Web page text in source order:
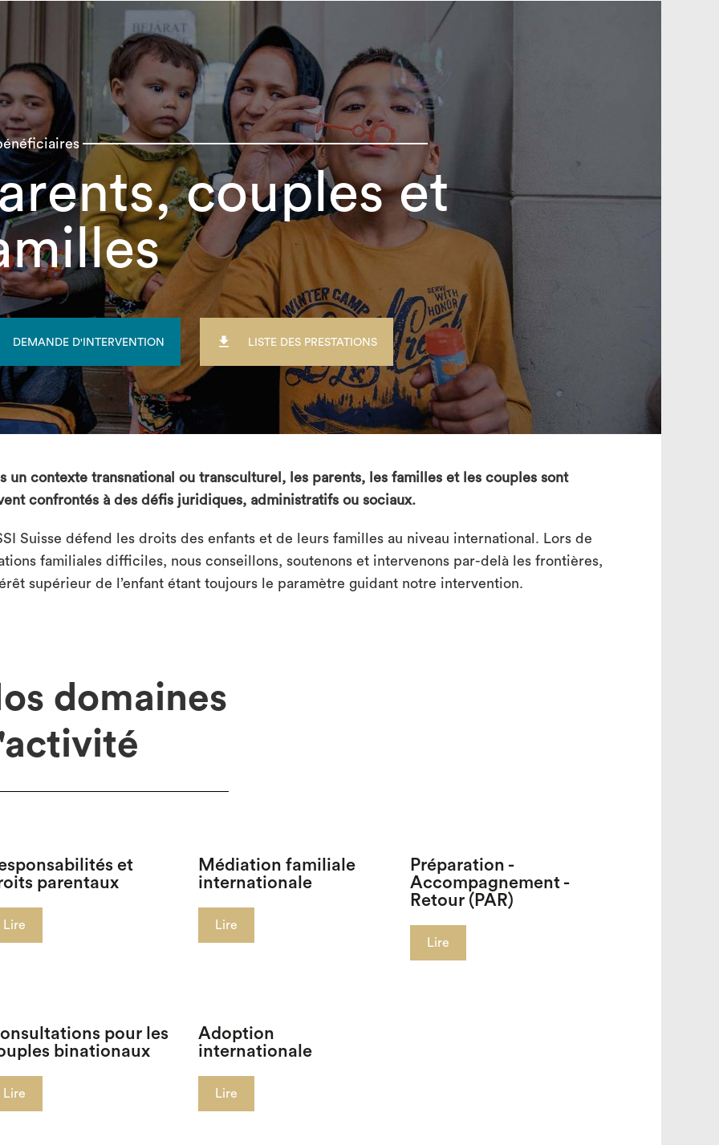
couples et
DEMANDE D'INTERVENTION  LISTE DES PRESTATIONS
un contexte transnational ou transculturel, les parents, les familles et les couples sont
confrontés à des défis juridiques, administratifs ou sociaux.
Suisse défend les droits des enfants et de leurs familles au niveau international. Lors de
familiales difficiles, nous conseillons, soutenons et intervenons par-delà les frontières,
supérieur de l’enfant étant toujours le paramètre guidant notre intervention.
domaines
et
parentaux
Lire
Médiation familiale
internationale
Lire
Préparation -
Accompagnement -
Retour (PAR)
Lire
pour les
binationaux
Lire
Adoption
internationale
Lire